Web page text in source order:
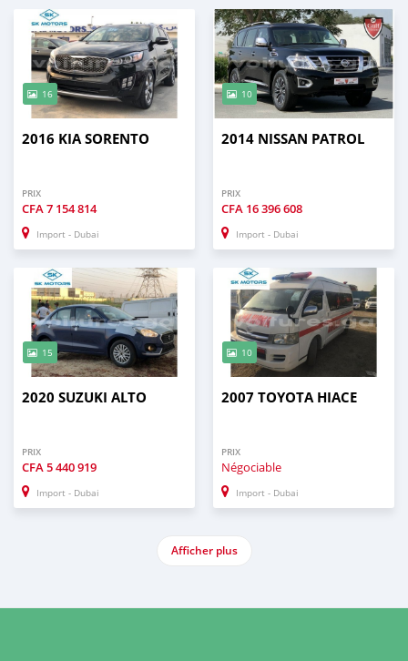
16
2016 KIA SORENTO
PRIX
CFA7 154 814
Import - Dubai
10
2014 NISSAN PATROL
PRIX
CFA 16 396 608
Import - Dubai
15
2020 SUZUKI ALTO
PRIX
CFA5 440 919
Import - Dubai
10
2007 TOYOTA HIACE
PRIX
Négociable
Import - Dubai
Afficher plus